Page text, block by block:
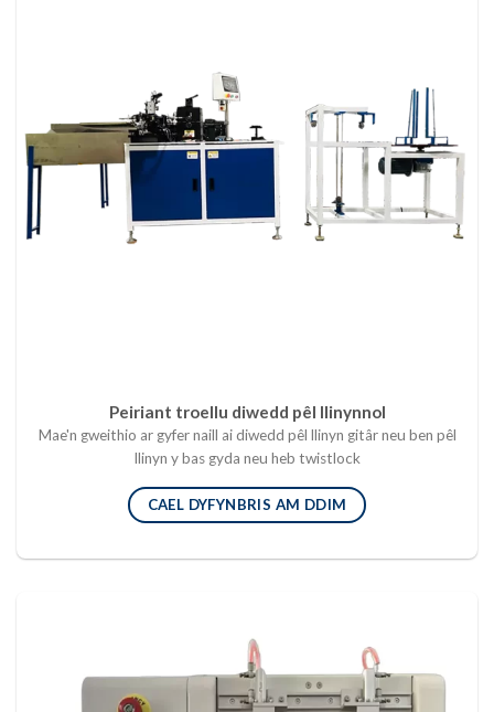
Peiriant troellu diwedd pêl llinynnol
Mae'n gweithio ar gyfer naill ai diwedd pêl llinyn gitâr neu ben pêl
llinyn y bas gyda neu heb twistlock
CAEL DYFYNBRIS AM DDIM